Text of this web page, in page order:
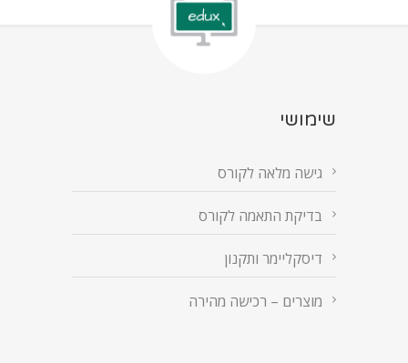
שימושי
גישה מלאה לקורס
בדיקת התאמה לקורס
דיסקליימר ותקנון
מוצרים – רכישה מהירה